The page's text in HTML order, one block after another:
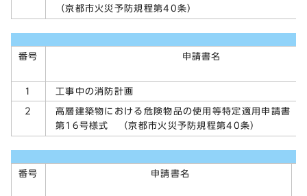
（京都市火災予防規程第40条）
番号 申請書名
1 工事中の消防計画
2
高層建築物における危険物品の使用等特定適用申請書
第16号様式 （京都市火災予防規程第40条）
番号 申請書名